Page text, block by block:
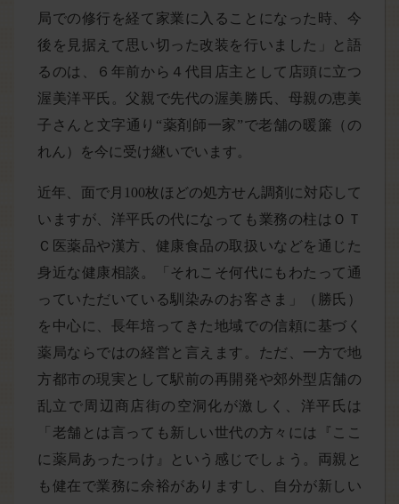
局での修行を経て家業に入ることになった時、今
後を見据えて思い切った改装を行いました」と語
るのは、６年前から４代目店主として店頭に立つ
渥美洋平氏。父親で先代の渥美勝氏、母親の恵美
子さんと文字通り“薬剤師一家”で老舗の暖簾（の
れん）を今に受け継いでいます。
近年、面で月100枚ほどの処方せん調剤に対応して
いますが、洋平氏の代になっても業務の柱はＯＴ
Ｃ医薬品や漢方、健康食品の取扱いなどを通じた
身近な健康相談。「それこそ何代にもわたって通
っていただいている馴染みのお客さま」（勝氏）
を中心に、長年培ってきた地域での信頼に基づく
薬局ならではの経営と言えます。ただ、一方で地
方都市の現実として駅前の再開発や郊外型店舗の
乱立で周辺商店街の空洞化が激しく、洋平氏は
「老舗とは言っても新しい世代の方々には『ここ
に薬局あったっけ』という感じでしょう。両親と
も健在で業務に余裕がありますし、自分が新しい